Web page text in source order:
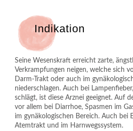
Indikation
Seine Wesenskraft erreicht zarte,
Verkrampfungen neigen, welche sich
Darm-Trakt oder auch im
niederschlagen. Auch bei
schlägt, ist diese Arznei geeignet. Auf
vor allem bei Diarrhoe, Spasmen im
im gynäkologischen Bereich. Auch bei
Atemtrakt und im Harnwegssystem.